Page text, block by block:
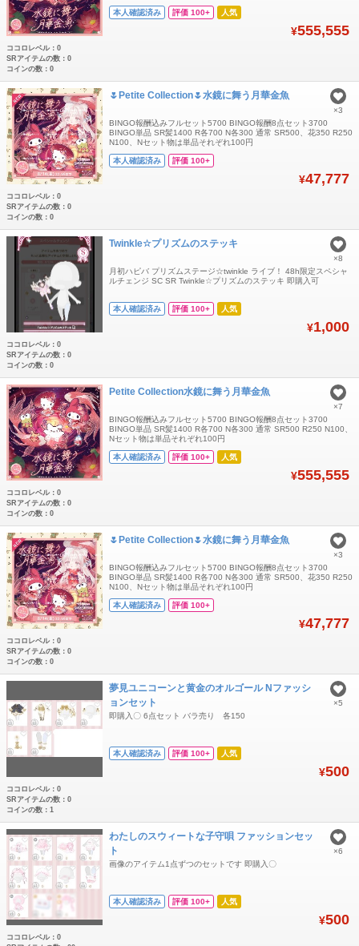
本人確認済み 評価 100+ 人気
¥555,555
ココロレベル：0
SRアイテムの数：0
コインの数：0
🌷Petite Collection🌷水鏡に舞う月華金魚
BINGO報酬込みフルセット5700 BINGO報酬8点セット3700
BINGO単品 SR髪1400 R各700 N各300 通常 SR500、花350 R250
N100、Nセット物は単品それぞれ100円
本人確認済み 評価 100+
¥47,777
×3
ココロレベル：0
SRアイテムの数：0
コインの数：0
Twinkle☆プリズムのステッキ
月初ハピバ プリズムステージ☆twinkle ライブ！ 48h限定スペシャ
ルチェンジ SC SR Twinkle☆プリズムのステッキ 即購入可
本人確認済み 評価 100+ 人気
¥1,000
×8
ココロレベル：0
SRアイテムの数：0
コインの数：0
Petite Collection水鏡に舞う月華金魚
BINGO報酬込みフルセット5700 BINGO報酬8点セット3700
BINGO単品 SR髪1400 R各700 N各300 通常 SR500 R250 N100、
Nセット物は単品それぞれ100円
本人確認済み 評価 100+ 人気
¥555,555
×7
ココロレベル：0
SRアイテムの数：0
コインの数：0
🌷Petite Collection🌷水鏡に舞う月華金魚
BINGO報酬込みフルセット5700 BINGO報酬8点セット3700
BINGO単品 SR髪1400 R各700 N各300 通常 SR500、花350 R250
N100、Nセット物は単品それぞれ100円
本人確認済み 評価 100+
¥47,777
×3
ココロレベル：0
SRアイテムの数：0
コインの数：0
夢見ユニコーンと黄金のオルゴール Nファッシ
ョンセット
即購入‪〇 6点セット バラ売り 各150
本人確認済み 評価 100+ 人気
¥500
×5
ココロレベル：0
SRアイテムの数：0
コインの数：1
わたしのスウィートな子守唄 ファッションセッ
ト
画像のアイテム1点ずつのセットです 即購入〇
本人確認済み 評価 100+ 人気
¥500
×6
ココロレベル：0